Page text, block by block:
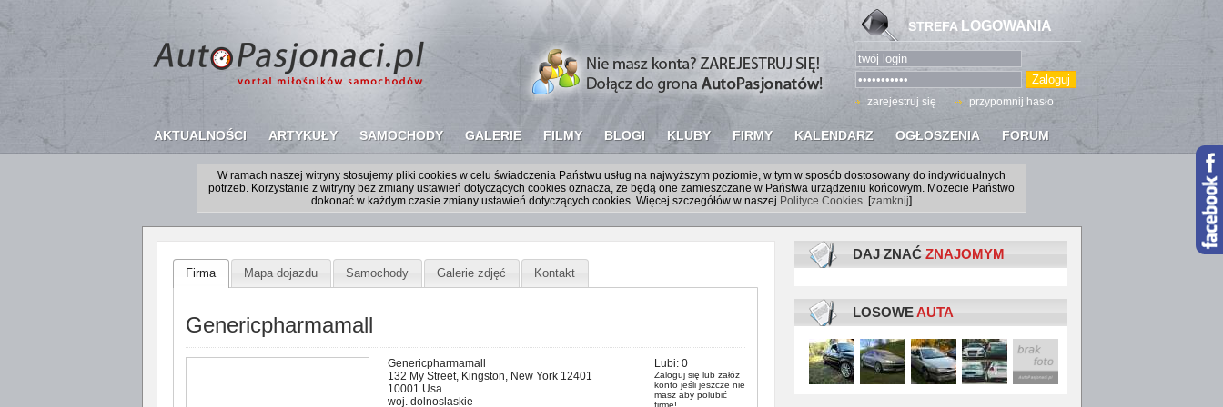
AKTUALNOŚCI ARTYKUŁY SAMOCHODY GALERIE FILMY BLOGI KLUBY FIRMY KALENDARZ OGŁOSZENIA FORUM
STREFA LOGOWANIA
zarejestruj się przypomnij hasło
W ramach naszej witryny stosujemy pliki cookies w celu świadczenia Państwu usług na najwyższym poziomie, w tym w sposób dostosowany do indywidualnych
potrzeb. Korzystanie z witryny bez zmiany ustawień dotyczących cookies oznacza, że będą one zamieszczane w Państwa urządzeniu końcowym. Możecie Państwo
dokonać w każdym czasie zmiany ustawień dotyczących cookies. Więcej szczegółów w naszej Polityce Cookies. [zamknij]
Firma Mapa dojazdu Samochody Galerie zdjęć Kontakt
Genericpharmamall
Genericpharmamall
132 My Street, Kingston, New York 12401
10001 Usa
woj. dolnoslaskie
Lubi: 0
Zaloguj się lub załóż
kontojeśli jeszcze nie
masz aby polubić
firmę!
DAJ ZNAĆ ZNAJOMYM
LOSOWEAUTA